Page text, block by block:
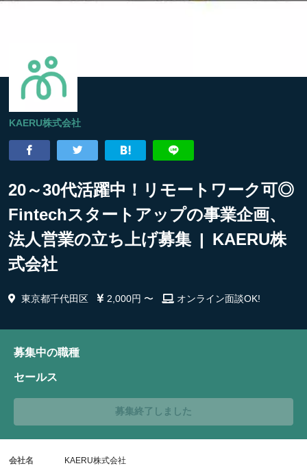
KAERU株式会社
20～30代活躍中！リモートワーク可◎
Fintechスタートアップの事業企画、
法人営業の立ち上げ募集 | KAERU株
式会社
東京都千代田区 2,000円 〜 オンライン面談OK!
募集中の職種
セールス
募集終了しました
会社名 KAERU株式会社